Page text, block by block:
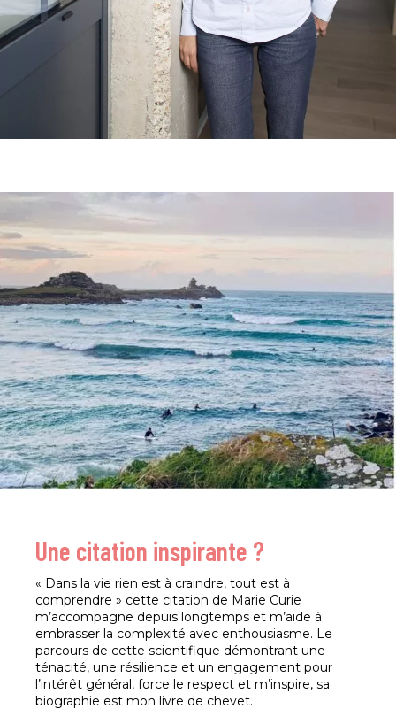
Une citation inspirante ?
« Dans la vie rien est à craindre, tout est à
comprendre » cette citation de Marie Curie
m’accompagne depuis longtemps et m’aide à
embrasser la complexité avec enthousiasme. Le
parcours de cette scientifique démontrant une
ténacité, une résilience et un engagement pour
l’intérêt général, force le respect et m’inspire, sa
biographie est mon livre de chevet.